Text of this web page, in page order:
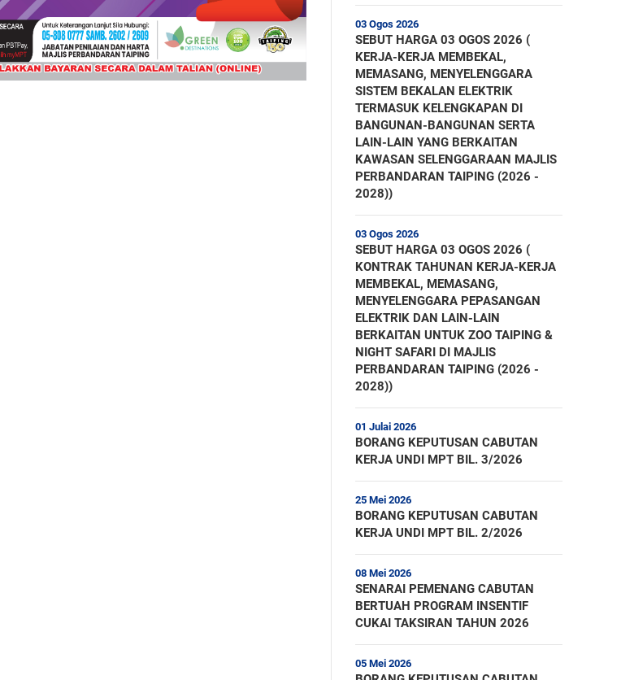
03 Ogos 2026
SEBUT HARGA 03 OGOS 2026 (
KERJA-KERJA MEMBEKAL,
MEMASANG, MENYELENGGARA
SISTEM BEKALAN ELEKTRIK
TERMASUK KELENGKAPAN DI
BANGUNAN-BANGUNAN SERTA
LAIN-LAIN YANG BERKAITAN
KAWASAN SELENGGARAAN MAJLIS
PERBANDARAN TAIPING (2026 -
2028))
03 Ogos 2026
SEBUT HARGA 03 OGOS 2026 (
KONTRAK TAHUNAN KERJA-KERJA
MEMBEKAL, MEMASANG,
MENYELENGGARA PEPASANGAN
ELEKTRIK DAN LAIN-LAIN
BERKAITAN UNTUK ZOO TAIPING &
NIGHT SAFARI DI MAJLIS
PERBANDARAN TAIPING (2026 -
2028))
01 Julai 2026
BORANG KEPUTUSAN CABUTAN
KERJA UNDI MPT BIL. 3/2026
25 Mei 2026
BORANG KEPUTUSAN CABUTAN
KERJA UNDI MPT BIL. 2/2026
08 Mei 2026
SENARAI PEMENANG CABUTAN
BERTUAH PROGRAM INSENTIF
CUKAI TAKSIRAN TAHUN 2026
05 Mei 2026